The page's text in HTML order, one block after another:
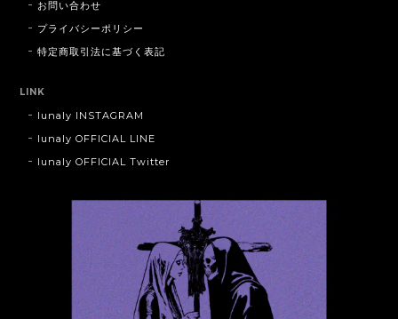
お問い合わせ
プライバシーポリシー
特定商取引法に基づく表記
LINK
lunaly INSTAGRAM
lunaly OFFICIAL LINE
lunaly OFFICIAL Twitter